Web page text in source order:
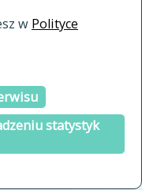
w Polityce
statystyk
a tergo